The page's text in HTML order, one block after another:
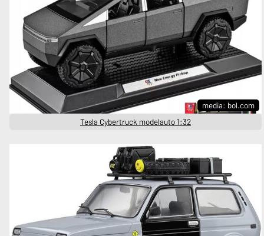
media: bol.com
Tesla Cybertruck modelauto 1:32